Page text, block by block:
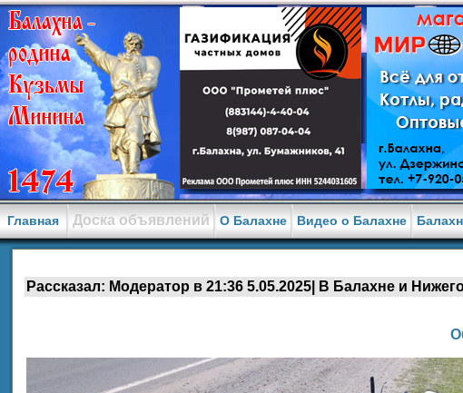
Главная Доска объявлений О Балахне Видео о Балахне
Рассказал: Модератор в 21:36 5.05.2025| В Балахне и